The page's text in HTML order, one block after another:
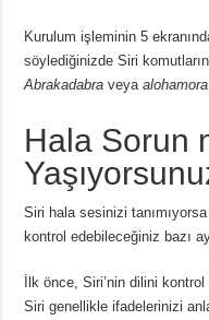
Kurulum işleminin 5
söylediğinizde Siri
Abrakadabra veyaalohamora
Hala Sorun
Siri hala sesinizi
kontrol edebileceğiniz bazı
İlk önce, Siri’nin dilini kontrol
Siri genellikle ifadelerinizi